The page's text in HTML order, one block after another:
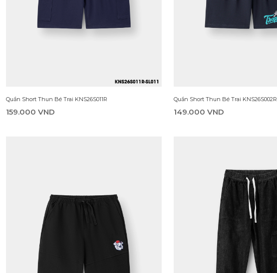
Quần Short Thun Bé Trai KNS26S011R
159.000 VND
Quần Short Thun Bé Trai KNS26S002R
149.000 VND